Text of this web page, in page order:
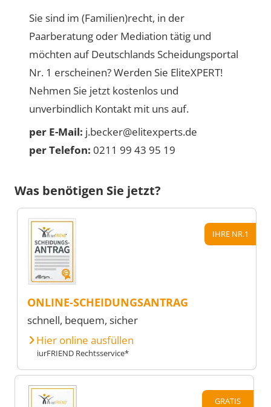
Sie sind im (Familien)recht, in der
Paarberatung oder Mediation tätig und
möchten auf Deutschlands Scheidungsportal
Nr. 1 erscheinen? Werden Sie EliteXPERT!
Nehmen Sie jetzt kostenlos und
unverbindlich Kontakt mit uns auf.
per E-Mail: j.becker@elitexperts.de
per Telefon: 0211 99 43 95 19
Was benötigen Sie jetzt?
IHRE NR.1
ONLINE-SCHEIDUNGSANTRAG
schnell, bequem, sicher
Hier online ausfüllen
iurFRIEND Rechtsservice*
GRATIS